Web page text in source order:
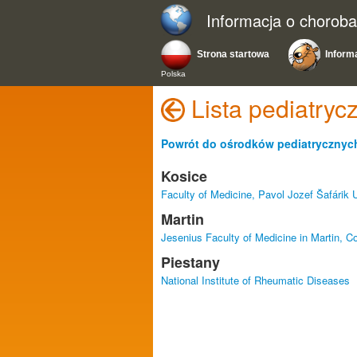
Informacja o
Strona startowa
Polska
Lista
Powrót do ośrodków
Kosice
Faculty of Medicine, Pavol Jozef Šafárik
Martin
Jesenius Faculty of Medicine in Martin,
Piestany
National Institute of Rheumatic Diseases